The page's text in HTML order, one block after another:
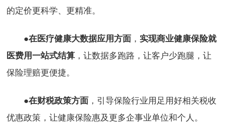
的定价更科学、更精准。
●在医疗健康大数据应用方面， 实现商业健康保险就
医费用一站式结算，让数据多跑路，让客户少跑腿，让
保险理赔更便捷。
●在财税政策方面，引导保险行业用足用好相关税收
优惠政策，让健康保险惠及更多企事业单位和个人。